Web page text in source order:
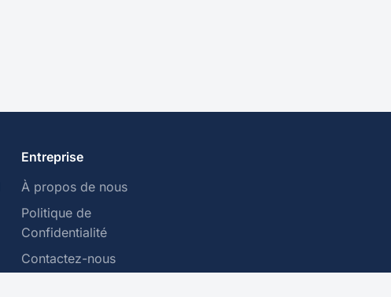
Entreprise
À propos de nous
Politique de
Confidentialité
Contactez-nous